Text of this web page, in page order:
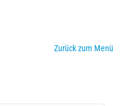
Zurück zum Menü